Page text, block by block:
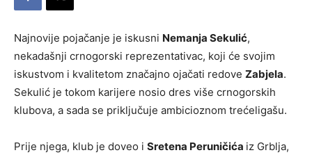
Najnovije pojačanje je iskusni Nemanja Sekulić,
nekadašnji crnogorski reprezentativac, koji će svojim
iskustvom i kvalitetom značajno ojačati redove Zabjela.
Sekulić je tokom karijere nosio dres više crnogorskih
klubova, a sada se priključuje ambicioznom trećeligašu.
Prije njega, klub je doveo i Sretena Peruničića iz Grblja,